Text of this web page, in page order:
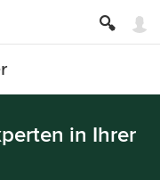
in Ihrer